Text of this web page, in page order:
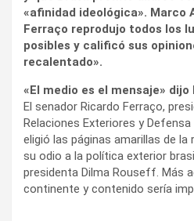
«afinidad ideológica». Marco
Ferraço reprodujo todos los
posibles y calificó sus
recalentado».
«El medio es el mensaje» dijo
El senador Ricardo Ferraço,
Relaciones Exteriores y
eligió las páginas amarillas de
su odio a la política exterior
presidenta Dilma Rouseff. Más
continente y contenido sería